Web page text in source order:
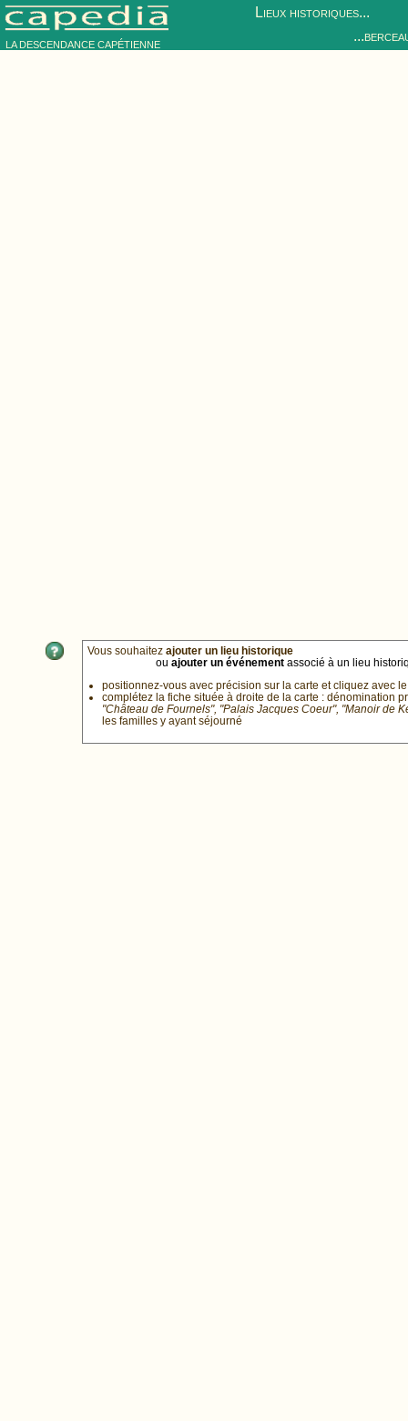
LA DESCENDANCE CAPÉTIENNE
Lieux historiques...
Vous souhaitez ajouter un lieu historique
ou ajouter un événement associé à un lieu
positionnez-vous avec précision sur la carte et cliquez avec
complétez la fiche située à droite de la carte : dénomination
"Château de Fournels", "Palais Jacques Coeur", "Manoir de
les familles y ayant séjourné